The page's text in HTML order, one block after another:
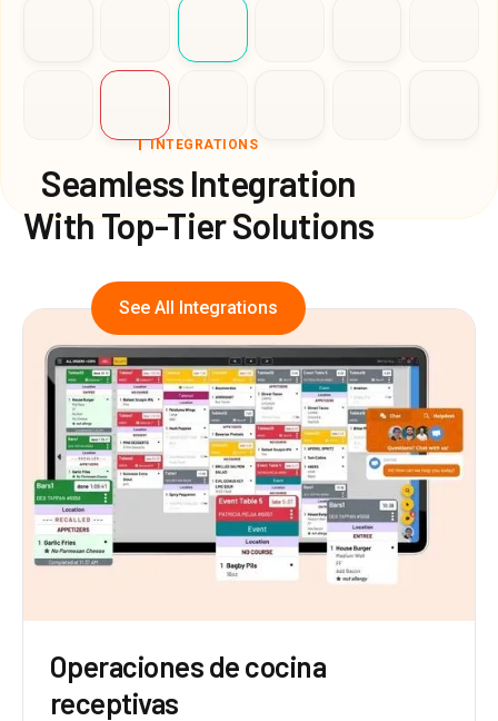
INTEGRATIONS
Seamless Integration
With Top-Tier Solutions
See All Integrations
Operaciones de cocina
receptivas